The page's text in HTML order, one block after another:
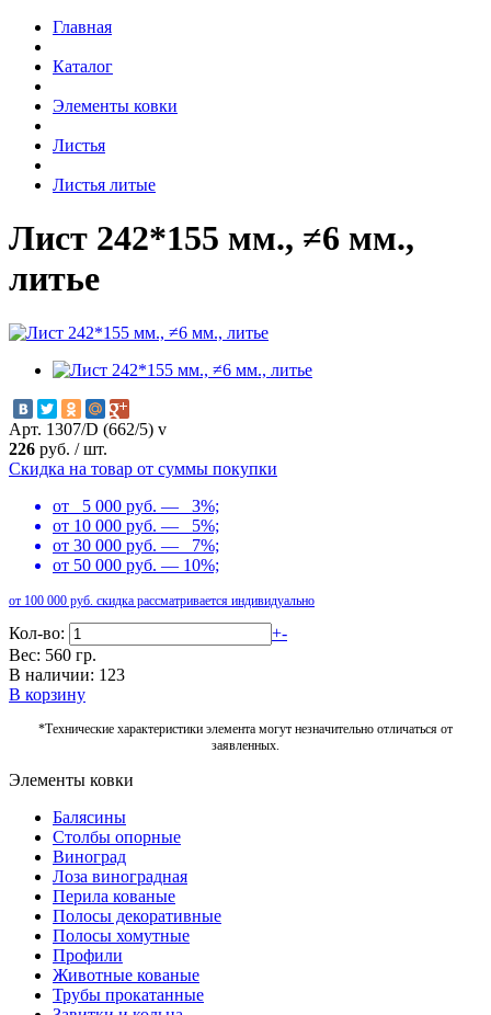
Главная
Каталог
Элементы ковки
Листья
Листья литые
Лист 242*155 мм., ≠6 мм.,
литье
Арт. 1307/D (662/5) v
226 руб. /шт.
Скидка на товар от суммы покупки
от 5 000 руб. — 3%;
от 10 000 руб. — 5%;
от 30 000 руб. — 7%;
от 50 000 руб. — 10%;
от 100 000 руб. скидка рассматривается индивидуально
Кол-во: +-
Вес: 560 гр.
В наличии: 123
В корзину
*Технические характеристики элемента могут незначительно отличаться от
заявленных.
Элементы ковки
Балясины
Столбы опорные
Виноград
Лоза виноградная
Перила кованые
Полосы декоративные
Полосы хомутные
Профили
Животные кованые
Трубы прокатанные